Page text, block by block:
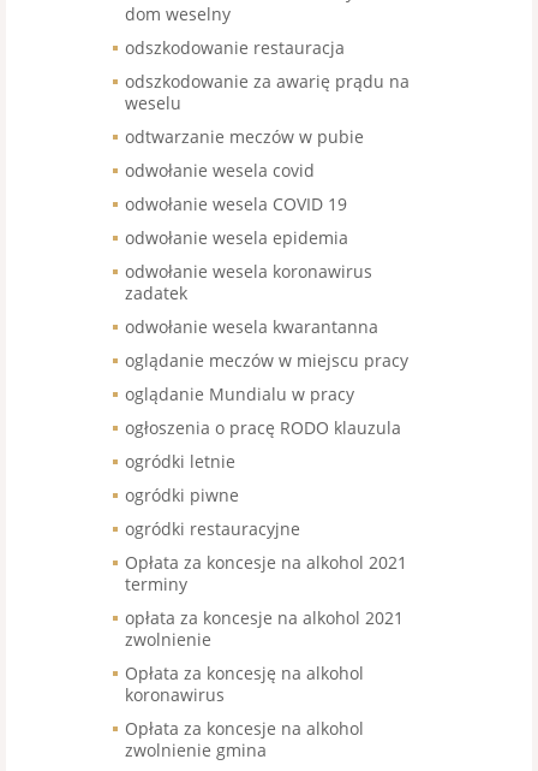
dom weselny
odszkodowanie restauracja
odszkodowanie za awarię prądu na
weselu
odtwarzanie meczów w pubie
odwołanie wesela covid
odwołanie wesela COVID 19
odwołanie wesela epidemia
odwołanie wesela koronawirus
zadatek
odwołanie wesela kwarantanna
oglądanie meczów w miejscu pracy
oglądanie Mundialu w pracy
ogłoszenia o pracę RODO klauzula
ogródki letnie
ogródki piwne
ogródki restauracyjne
Opłata za koncesje na alkohol 2021
terminy
opłata za koncesje na alkohol 2021
zwolnienie
Opłata za koncesję na alkohol
koronawirus
Opłata za koncesje na alkohol
zwolnienie gmina